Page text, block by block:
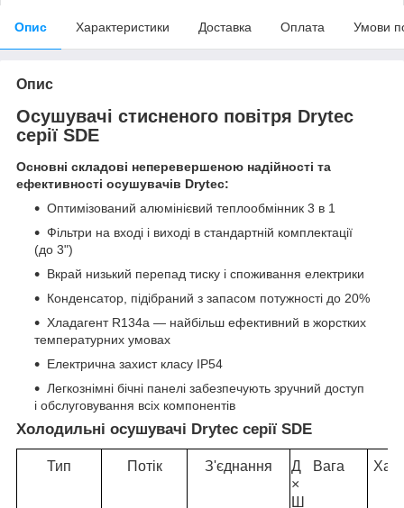
Опис Характеристики Доставка Оплата Умови
Опис
Осушувачі стисненого повітря Drytec
серії SDE
Основні складові неперевершеною надійності та
ефективності осушувачів Drytec:
Оптимізований алюмінієвий теплообмінник 3 в 1
Фільтри на вході і виході в стандартній комплектації
(до 3")
Вкрай низький перепад тиску і споживання електрики
Конденсатор, підібраний з запасом потужності до 20%
Хладагент R134a — найбільш ефективний в жорстких
температурних умовах
Електрична захист класу IP54
Легкознімні бічні панелі забезпечують зручний доступ
і обслуговування всіх компонентів
Холодильні осушувачі Drytec серії SDE
Тип Потік З'єднання
Д
×
Ш
Вага